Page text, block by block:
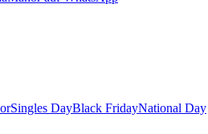
Singles DayBlack FridayNational Day